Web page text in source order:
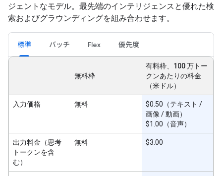
ジェントなモデル。最先端のインテリジェンスと優れた検
索およびグラウンディングを組み合わせます。
標準 バッチ Flex 優先度
無料枠
有料枠、100 万トー
クンあたりの料金
（米ドル）
入力価格 無料
$0.50（テキスト /
画像 / 動画）
$1.00（音声）
出力料金（思考
トークンを含
む）
無料 $3.00